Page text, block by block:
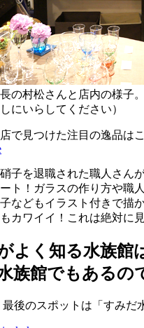
長の村松さんと店内の様子
にいらしてください）
で見つけた注目の逸品はこ
子を退職された職人さん
ト！ガラスの作り方や職
などもイラスト付きで描
カワイイ！これは絶対に
よく知る水族館
族館でもあるの
後のスポットは「すみだ